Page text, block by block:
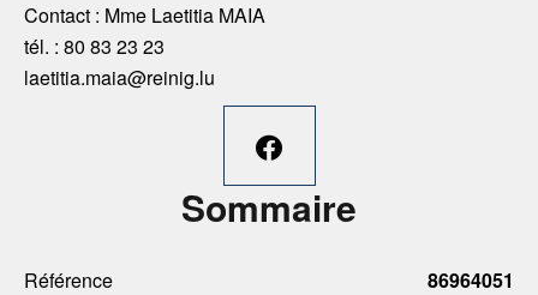
Contact : Mme Laetitia MAIA
tél. : 80 83 23 23
laetitia.maia@reinig.lu
Sommaire
Référence 86964051